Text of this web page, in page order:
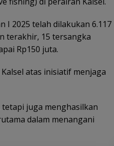
I 2025 telah dilakukan 6.117
terakhir, 15 tersangka
Rp150 juta.
atas inisiatif menjaga
juga menghasilkan
dalam menangani